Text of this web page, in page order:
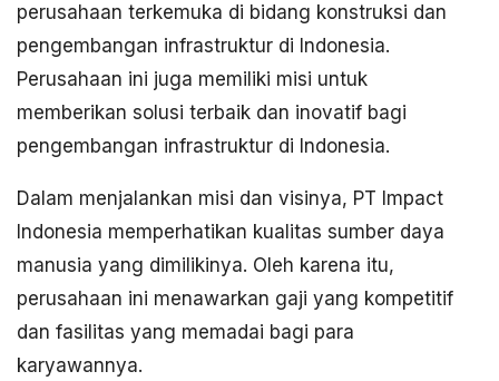
perusahaan terkemuka di bidang konstruksi dan
pengembangan infrastruktur di Indonesia.
Perusahaan ini juga memiliki misi untuk
memberikan solusi terbaik dan inovatif bagi
pengembangan infrastruktur di Indonesia.
Dalam menjalankan misi dan visinya, PT Impact
Indonesia memperhatikan kualitas sumber daya
manusia yang dimilikinya. Oleh karena itu,
perusahaan ini menawarkan gaji yang kompetitif
dan fasilitas yang memadai bagi para
karyawannya.